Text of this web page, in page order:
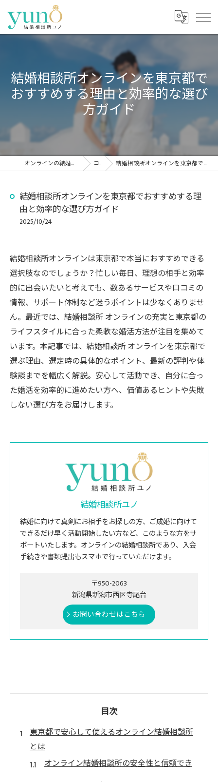
結婚相談所オンラインを東京都で
おすすめする理由と効率的な選び
方ガイド
オンラインの結婚相談所なら結婚相談所ユノ コラム 結婚相談所オンラインを東京都でおすすめする理由と効率的な選び方ガイド
結婚相談所オンラインを東京都でおすすめする理
由と効率的な選び方ガイド
2025/10/24
結婚相談所オンラインは東京都で本当におすすめできる
選択肢なのでしょうか？忙しい毎日、理想の相手と効率
的に出会いたいと考えても、数あるサービスや口コミの
情報、サポート体制など迷うポイントは少なくありませ
ん。最近では、結婚相談所 オンラインの充実と東京都の
ライフスタイルに合った柔軟な婚活方法が注目を集めて
います。本記事では、結婚相談所 オンラインを東京都で
選ぶ理由、選定時の具体的なポイント、最新の評判や体
験談までを幅広く解説。安心して活動でき、自分に合っ
た婚活を効率的に進めたい方へ、価値あるヒントや失敗
しない選び方をお届けします。
結婚相談所ユノ
結婚に向けて真剣にお相手をお探しの方、ご成婚に向けて
できるだけ早く活動開始したい方など、このような方をサ
ポートいたします。オンラインの結婚相談所であり、入会
手続きや書類提出もスマホで行っていただけます。
〒950-2063
新潟県新潟市西区寺尾台
お問い合わせはこちら
目次
東京都で安心して使えるオンライン結婚相談所
とは
オンライン結婚相談所の安全性と信頼でき